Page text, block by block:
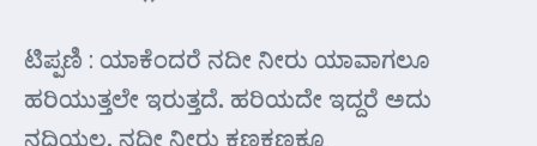
ಟಿಪ್ಪಣಿ : ಯಾಕೆಂದರೆ ನದೀ ನೀರು ಯಾವಾಗಲೂ
ಹರಿಯುತ್ತಲೇ ಇರುತ್ತದೆ. ಹರಿಯದೇ ಇದ್ದರೆ ಅದು
ನದಿಯಲ್ಲ. ನದೀ ನೀರು ಕ್ಷಣಕ್ಷಣಕ್ಕೂ